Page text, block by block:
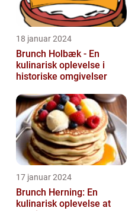
18 januar 2024
Brunch Holbæk - En
kulinarisk oplevelse i
historiske omgivelser
17 januar 2024
Brunch Herning: En
kulinarisk oplevelse at